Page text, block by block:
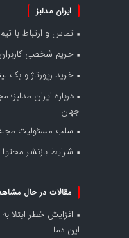
ایران مدلبز
تماس و ارتباط با
حریم شخصی کاربران
خرید رپورتاژ و بک
درباره ایران
جهان
سلب مسئولیت
شرایط بازنشر محتوا
مقالات در حال
افزایش خطر ابتلا
این دما